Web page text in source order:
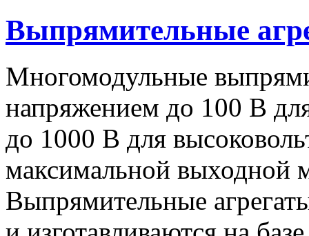
Выпрямительные
Многомодульные
напряжением до 100 В
до 1000 В для
максимальной
Выпрямительные